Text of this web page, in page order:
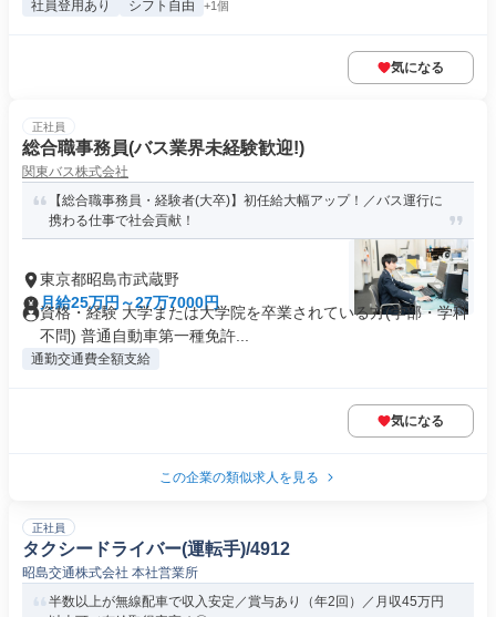
社員登用あり シフト自由 +1個
気になる
正社員
総合職事務員(バス業界未経験歓迎!)
関東バス株式会社
【総合職事務員・経験者(大卒)】初任給大幅アップ！／バス運行に
携わる仕事で社会貢献！
東京都昭島市武蔵野
月給25万円～27万7000円
資格・経験 大学または大学院を卒業されている方(学部・学科
不問) 普通自動車第一種免許...
通勤交通費全額支給
気になる
この企業の類似求人を見る
正社員
タクシードライバー(運転手)/4912
昭島交通株式会社 本社営業所
半数以上が無線配車で収入安定／賞与あり（年2回）／月収45万円